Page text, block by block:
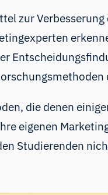
zur
die denen
eigenen
Studierenden